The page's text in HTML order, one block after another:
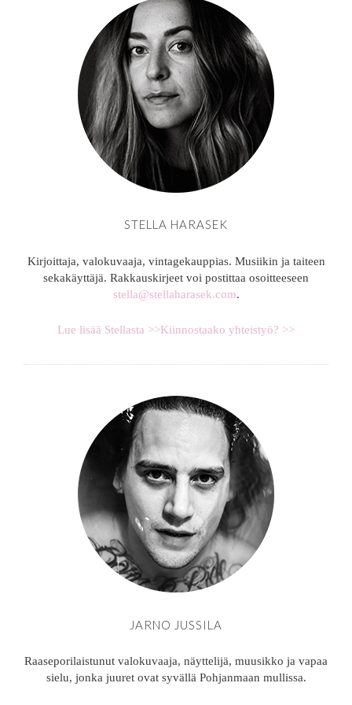
STELLA HARASEK
Kirjoittaja, valokuvaaja, vintagekauppias. Musiikin ja taiteen
sekakäyttäjä. Rakkauskirjeet voi postittaa osoitteeseen
stella@stellaharasek.com.
Lue lisää Stellasta >>Kiinnostaako yhteistyö? >>
JARNO JUSSILA
Raaseporilaistunut valokuvaaja, näyttelijä, muusikko ja vapaa
sielu, jonka juuret ovat syvällä Pohjanmaan mullissa.